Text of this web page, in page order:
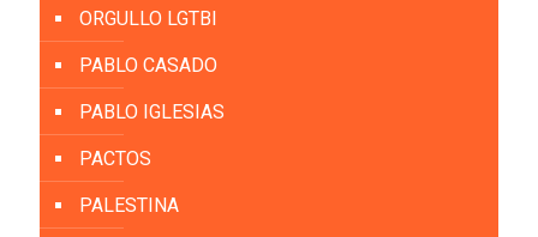
ORGULLO LGTBI
PABLO CASADO
PABLO IGLESIAS
PACTOS
PALESTINA